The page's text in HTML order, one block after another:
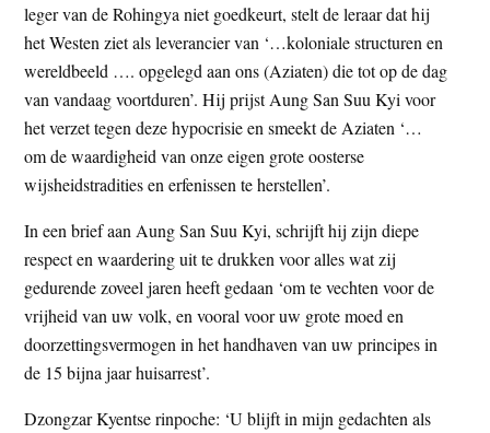
leger van de Rohingya niet goedkeurt, stelt de leraar dat hij
het Westen ziet als leverancier van ‘…koloniale structuren en
wereldbeeld …. opgelegd aan ons (Aziaten) die tot op de dag
van vandaag voortduren’. Hij prijst Aung San Suu Kyi voor
het verzet tegen deze hypocrisie en smeekt de Aziaten ‘…
om de waardigheid van onze eigen grote oosterse
wijsheidstradities en erfenissen te herstellen’.
In een brief aan Aung San Suu Kyi, schrijft hij zijn diepe
respect en waardering uit te drukken voor alles wat zij
gedurende zoveel jaren heeft gedaan ‘om te vechten voor de
vrijheid van uw volk, en vooral voor uw grote moed en
doorzettingsvermogen in het handhaven van uw principes in
de 15 bijna jaar huisarrest’.
Dzongzar Kyentse rinpoche: ‘U blijft in mijn gedachten als